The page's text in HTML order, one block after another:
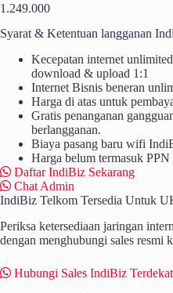
1.249.000
Syarat & Ketentuan langganan
Kecepatan internet
download & upload 1:1
Internet Bisnis beneran
Harga di atas untuk
Gratis penanganan
berlangganan.
Biaya pasang baru wifi
Harga belum termasuk PPN
Daftar IndiBiz Sekarang
Chat Admin
IndiBiz Telkom Tersedia Untuk
Periksa ketersediaan jaringan
dengan menghubungi sales resmi
Hubungi Sales IndiBiz Terdekat